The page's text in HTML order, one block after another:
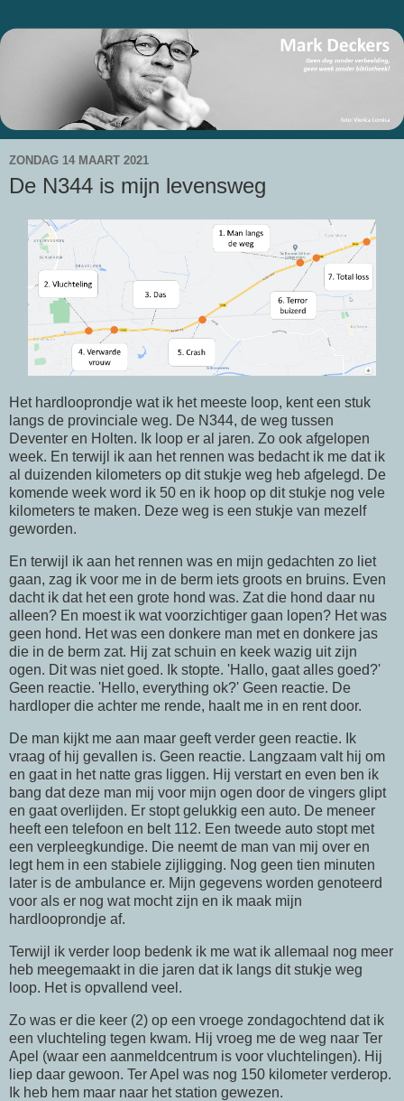
ZONDAG 14 MAART 2021
De N344 is mijn levensweg
Het hardlooprondje wat ik het meeste loop, kent een stuk
langs de provinciale weg. De N344, de weg tussen
Deventer en Holten. Ik loop er al jaren. Zo ook afgelopen
week. En terwijl ik aan het rennen was bedacht ik me dat ik
al duizenden kilometers op dit stukje weg heb afgelegd. De
komende week word ik 50 en ik hoop op dit stukje nog vele
kilometers te maken. Deze weg is een stukje van mezelf
geworden.
En terwijl ik aan het rennen was en mijn gedachten zo liet
gaan, zag ik voor me in de berm iets groots en bruins. Even
dacht ik dat het een grote hond was. Zat die hond daar nu
alleen? En moest ik wat voorzichtiger gaan lopen? Het was
geen hond. Het was een donkere man met en donkere jas
die in de berm zat. Hij zat schuin en keek wazig uit zijn
ogen. Dit was niet goed. Ik stopte. 'Hallo, gaat alles goed?'
Geen reactie. 'Hello, everything ok?' Geen reactie. De
hardloper die achter me rende, haalt me in en rent door.
De man kijkt me aan maar geeft verder geen reactie. Ik
vraag of hij gevallen is. Geen reactie. Langzaam valt hij om
en gaat in het natte gras liggen. Hij verstart en even ben ik
bang dat deze man mij voor mijn ogen door de vingers glipt
en gaat overlijden. Er stopt gelukkig een auto. De meneer
heeft een telefoon en belt 112. Een tweede auto stopt met
een verpleegkundige. Die neemt de man van mij over en
legt hem in een stabiele zijligging. Nog geen tien minuten
later is de ambulance er. Mijn gegevens worden genoteerd
voor als er nog wat mocht zijn en ik maak mijn
hardlooprondje af.
Terwijl ik verder loop bedenk ik me wat ik allemaal nog meer
heb meegemaakt in die jaren dat ik langs dit stukje weg
loop. Het is opvallend veel.
Zo was er die keer (2) op een vroege zondagochtend dat ik
een vluchteling tegen kwam. Hij vroeg me de weg naar Ter
Apel (waar een aanmeldcentrum is voor vluchtelingen). Hij
liep daar gewoon. Ter Apel was nog 150 kilometer verderop.
Ik heb hem maar naar het station gewezen.